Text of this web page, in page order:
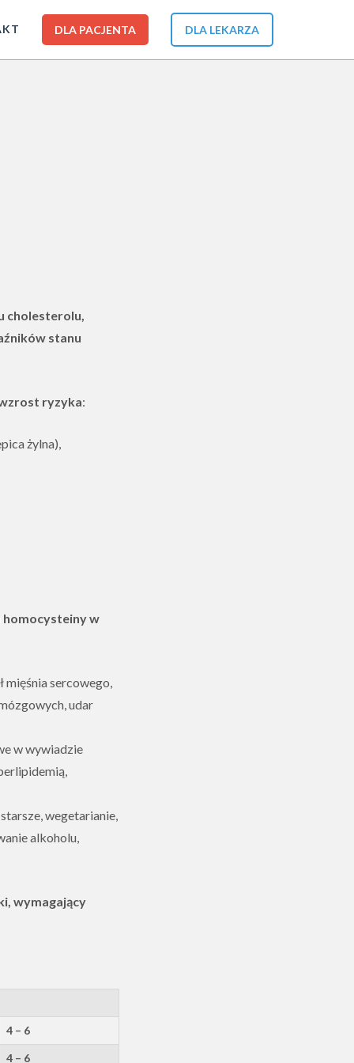
DLA LEKARZA
DLA PACJENTA
cholesterolu,
stanu
ryzyka:
żylna),
w
mięśnia sercowego,
udar
w wywiadzie
wegetarianie,
alkoholu,
wymagający
4 – 6
4 – 6